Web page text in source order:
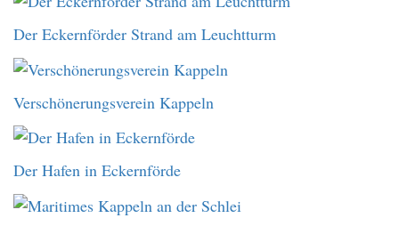
Der Eckernförder Strand am Leuchtturm
Verschönerungsverein Kappeln
Der Hafen in Eckernförde